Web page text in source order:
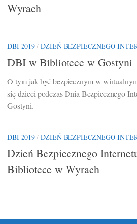
Wyrach
DBI 2019 / DZIEŃ BEZPIECZNEGO
DBI w Bibliotece w Gostyni
O tym jak być bezpiecznym w
się dzieci podczas Dnia Bezpiecznego
Gostyni.
DBI 2019 / DZIEŃ BEZPIECZNEGO
Dzień Bezpiecznego
Bibliotece w Wyrach